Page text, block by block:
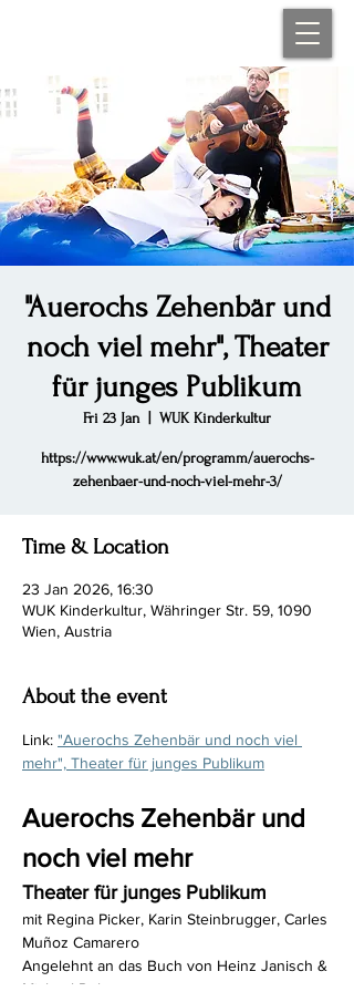
"Auerochs Zehenbär und
noch viel mehr", Theater
für junges Publikum
Fri 23 Jan
  |
WUK Kinderkultur
https://www.wuk.at/en/programm/auerochs-
zehenbaer-und-noch-viel-mehr-3/
Time & Location
23 Jan 2026, 16:30
WUK Kinderkultur, Währinger Str. 59, 1090
Wien, Austria
About the event
Link: "Auerochs Zehenbär und noch viel
mehr", Theater für junges Publikum
Auerochs Zehenbär und
noch viel mehr
Theater für junges Publikum
mit Regina Picker, Karin Steinbrugger, Carles
Muñoz Camarero
Angelehnt an das Buch von Heinz Janisch &